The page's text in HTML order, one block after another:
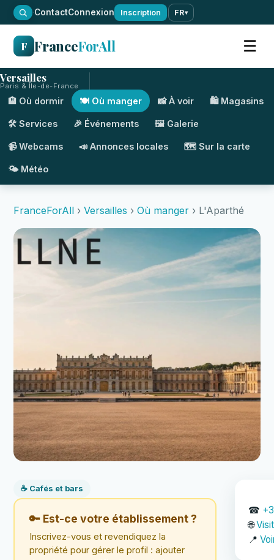
·ContactConnexion Inscription FR▾
F FranceForAll ☰
Versailles
Paris & Île-de-France
🏨 Où dormir 🍽️ Où manger 📸 À voir 🛍️ Magasins
🛠️ Services 🎉 Événements 🖼️ Galerie
📹 Webcams 📣 Annonces locales 🗺️ Sur la carte
🌤️ Météo
FranceForAll › Versailles › Où manger › L'Aparthé
☕ Cafés et bars
🔑 Est-ce votre établissement ?
Inscrivez-vous et revendiquez la
propriété pour gérer le profil : ajouter
☎
🌐
📍